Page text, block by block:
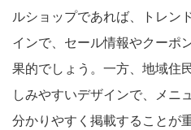
ルショップであれば、トレン
インで、セール情報やクーポ
果的でしょう。一方、地域住
しみやすいデザインで、メニ
分かりやすく掲載することが